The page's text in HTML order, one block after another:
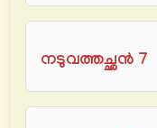
നടുവത്തച്ഛൻ 7